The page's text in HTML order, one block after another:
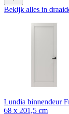
Bekijk alles in
Lundia binnendeur
68 x 201,5 cm